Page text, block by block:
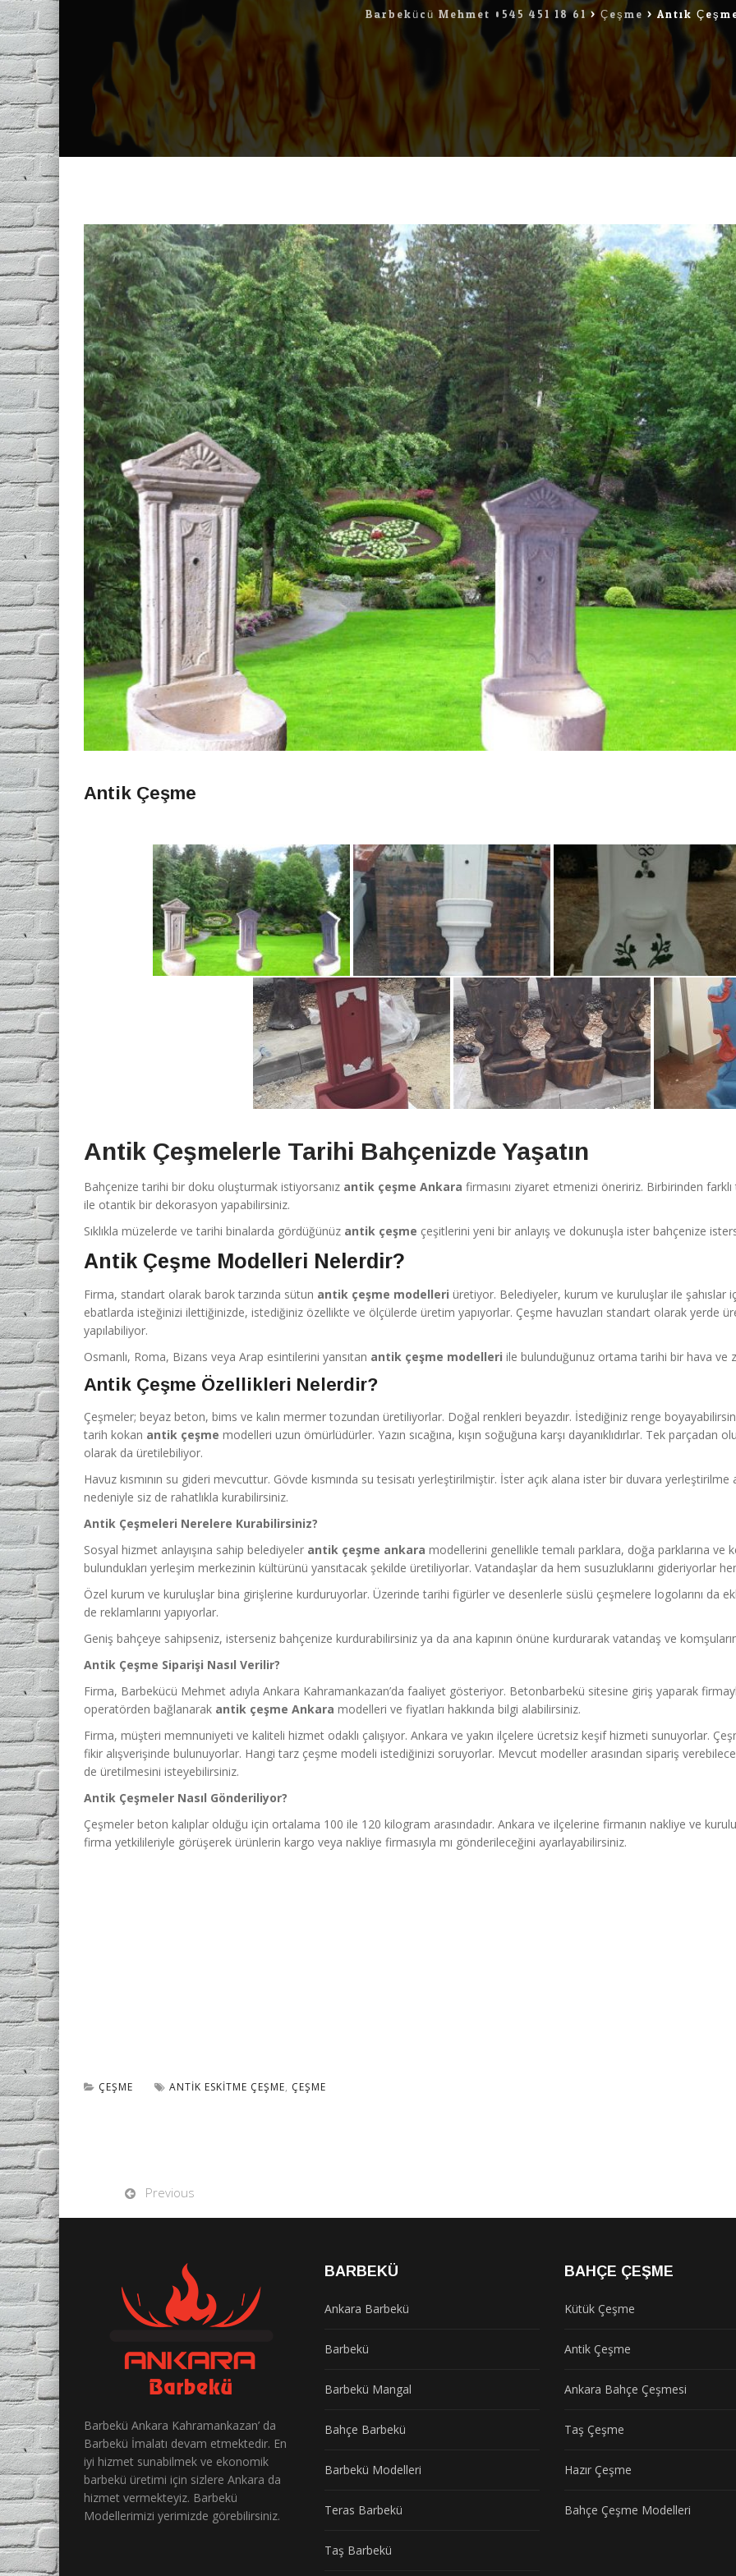
Barbekücü Mehmet 0545 451 18 61> Çeşme >Antik
Antik Çeşme
Antik Çeşmelerle Tarihi Bahçenizde Yaşatın
Bahçenize tarihi bir doku oluşturmak istiyorsanız antik çeşme Ankara firmasını ziyaret etmenizi öneririz. Birbirinden
ile otantik bir dekorasyon yapabilirsiniz.
Sıklıkla müzelerde ve tarihi binalarda gördüğünüz antik çeşme çeşitlerini yeni bir anlayış ve dokunuşla ister bahçenize
Antik Çeşme Modelleri Nelerdir?
Firma, standart olarak barok tarzında sütun antik çeşme modelleri üretiyor. Belediyeler, kurum ve kuruluşlar ile şahıslar
ebatlarda isteğinizi ilettiğinizde, istediğiniz özellikte ve ölçülerde üretim yapıyorlar. Çeşme havuzları standart olarak yerde
yapılabiliyor.
Osmanlı, Roma, Bizans veya Arap esintilerini yansıtan antik çeşme modelleri ile bulunduğunuz ortama tarihi bir hava ve
Antik Çeşme Özellikleri Nelerdir?
Çeşmeler; beyaz beton, bims ve kalın mermer tozundan üretiliyorlar. Doğal renkleri beyazdır. İstediğiniz renge
tarih kokan antik çeşme modelleri uzun ömürlüdürler. Yazın sıcağına, kışın soğuğuna karşı dayanıklıdırlar. Tek parçadan
olarak da üretilebiliyor.
Havuz kısmının su gideri mevcuttur. Gövde kısmında su tesisatı yerleştirilmiştir. İster açık alana ister bir duvara yerleştirilme
nedeniyle siz de rahatlıkla kurabilirsiniz.
Antik Çeşmeleri Nerelere Kurabilirsiniz?
Sosyal hizmet anlayışına sahip belediyeler antik çeşme ankara modellerini genellikle temalı parklara, doğa parklarına ve
bulundukları yerleşim merkezinin kültürünü yansıtacak şekilde üretiliyorlar. Vatandaşlar da hem susuzluklarını gideriyorlar
Özel kurum ve kuruluşlar bina girişlerine kurduruyorlar. Üzerinde tarihi figürler ve desenlerle süslü çeşmelere logolarını da
de reklamlarını yapıyorlar.
Geniş bahçeye sahipseniz, isterseniz bahçenize kurdurabilirsiniz ya da ana kapının önüne kurdurarak vatandaş ve
Antik Çeşme Siparişi Nasıl Verilir?
Firma, Barbekücü Mehmet adıyla Ankara Kahramankazan’da faaliyet gösteriyor. Betonbarbekü sitesine giriş yaparak
operatörden bağlanarak antik çeşme Ankara modelleri ve fiyatları hakkında bilgi alabilirsiniz.
Firma, müşteri memnuniyeti ve kaliteli hizmet odaklı çalışıyor. Ankara ve yakın ilçelere ücretsiz keşif hizmeti sunuyorlar.
fikir alışverişinde bulunuyorlar. Hangi tarz çeşme modeli istediğinizi soruyorlar. Mevcut modeller arasından sipariş
de üretilmesini isteyebilirsiniz.
Antik Çeşmeler Nasıl Gönderiliyor?
Çeşmeler beton kalıplar olduğu için ortalama 100 ile 120 kilogram arasındadır. Ankara ve ilçelerine firmanın nakliye ve
firma yetkilileriyle görüşerek ürünlerin kargo veya nakliye firmasıyla mı gönderileceğini ayarlayabilirsiniz.
ÇEŞME ANTIK ESKITME ÇEŞME, ÇEŞME
Previous
Barbekü Ankara Kahramankazan’ da
Barbekü İmalatı devam etmektedir. En
iyi hizmet sunabilmek ve ekonomik
barbekü üretimi için sizlere Ankara da
hizmet vermekteyiz. Barbekü
Modellerimizi yerimizde görebilirsiniz.
BARBEKÜ
Ankara Barbekü
Barbekü
Barbekü Mangal
Bahçe Barbekü
Barbekü Modelleri
Teras Barbekü
Taş Barbekü
BAHÇE ÇEŞME
Kütük Çeşme
Antik Çeşme
Ankara Bahçe Çeşmesi
Taş Çeşme
Hazır Çeşme
Bahçe Çeşme Modelleri